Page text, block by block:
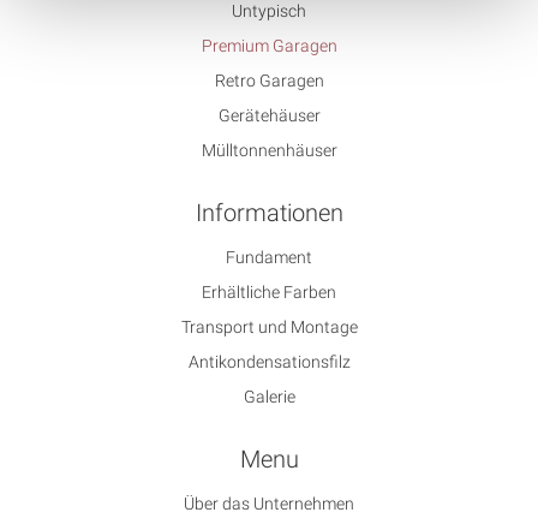
Untypisch
Premium Garagen
Retro Garagen
Gerätehäuser
Mülltonnenhäuser
Informationen
Fundament
Erhältliche Farben
Transport und Montage
Antikondensationsfilz
Galerie
Menu
Über das Unternehmen